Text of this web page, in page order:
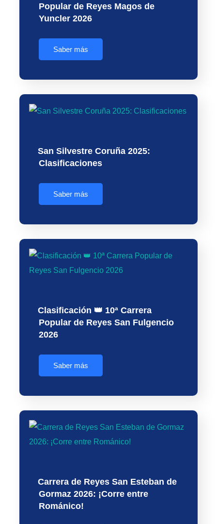
Popular de Reyes Magos de
Yuncler 2026
Saber más
San Silvestre Coruña 2025:
Clasificaciones
Saber más
Clasificación 👑 10ª Carrera
Popular de Reyes San Fulgencio
2026
Saber más
Carrera de Reyes San Esteban de
Gormaz 2026: ¡Corre entre
Románico!